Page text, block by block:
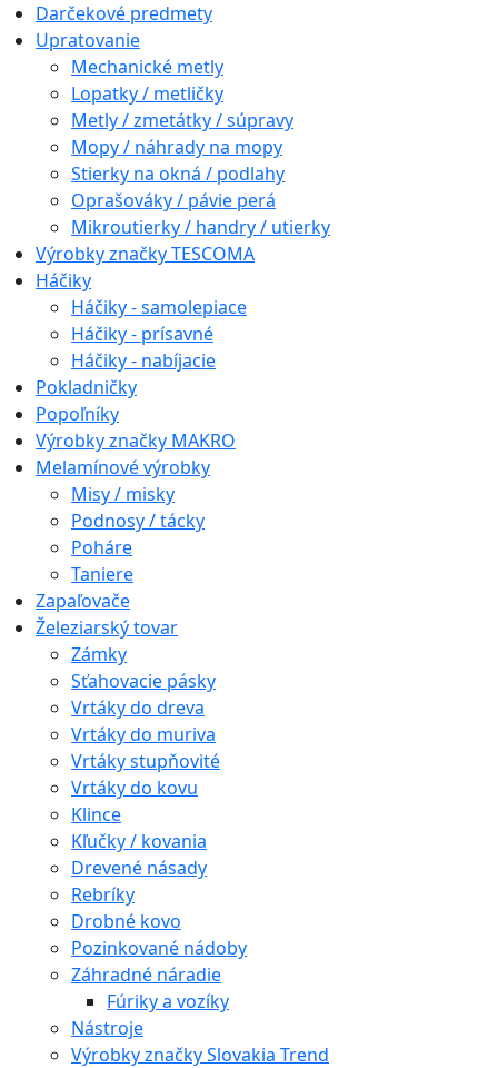
Darčekové predmety
Upratovanie
Mechanické metly
Lopatky / metličky
Metly / zmetátky / súpravy
Mopy / náhrady na mopy
Stierky na okná / podlahy
Oprašováky / pávie perá
Mikroutierky / handry / utierky
Výrobky značky TESCOMA
Háčiky
Háčiky - samolepiace
Háčiky - prísavné
Háčiky - nabíjacie
Pokladničky
Popoľníky
Výrobky značky MAKRO
Melamínové výrobky
Misy / misky
Podnosy / tácky
Poháre
Taniere
Zapaľovače
Železiarský tovar
Zámky
Sťahovacie pásky
Vrtáky do dreva
Vrtáky do muriva
Vrtáky stupňovité
Vrtáky do kovu
Klince
Kľučky / kovania
Drevené násady
Rebríky
Drobné kovo
Pozinkované nádoby
Záhradné náradie
Fúriky a vozíky
Nástroje
Výrobky značky Slovakia Trend